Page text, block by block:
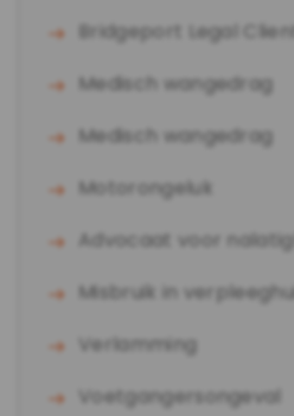
Bridgeport Legal
Medisch wangedrag
Medisch wangedrag
Motorongeluk
Advocaat voor
Misbruik in
Verlamming
Voetgangersongeval